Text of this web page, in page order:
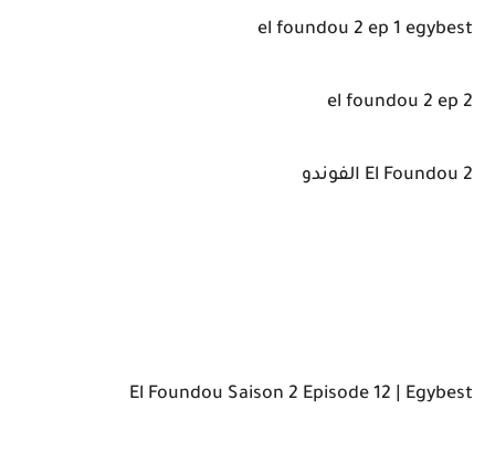
el foundou 2 ep 1 egybest
el foundou 2 ep 2
El Foundou 2 الفوندو
El Foundou Saison 2 Episode 12 | Egybest